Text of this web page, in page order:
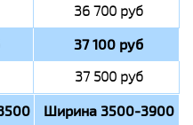
36 700 руб
37 100 руб
37 500 руб
Ширина 3500-3900